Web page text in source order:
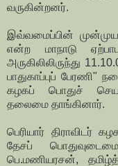
வருகின்றனர்.
இவ்வமைப்பின்
என்ற மாநாடு
அருகிலிலிருந்து
பாதுகாப்புப் பேரணி"
கழகப் பொதுச்
தலைமை தாங்கினார்.
பெரியார்
தேசப்
பெ.மணியரசன்,